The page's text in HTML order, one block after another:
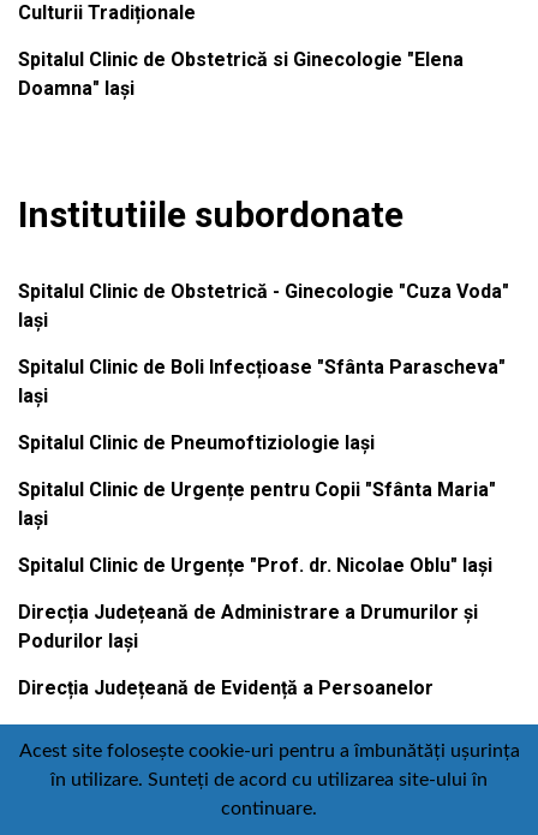
Culturii Tradiționale
Spitalul Clinic de Obstetrică si Ginecologie "Elena
Doamna" Iași
Institutiile subordonate
Spitalul Clinic de Obstetrică - Ginecologie "Cuza Voda"
Iași
Spitalul Clinic de Boli Infecțioase "Sfânta Parascheva"
Iași
Spitalul Clinic de Pneumoftiziologie Iași
Spitalul Clinic de Urgențe pentru Copii "Sfânta Maria"
Iași
Spitalul Clinic de Urgențe "Prof. dr. Nicolae Oblu" Iași
Direcția Județeană de Administrare a Drumurilor și
Podurilor Iași
Direcția Județeană de Evidență a Persoanelor
Contact Politică de confidențialitate
Acest site folosește cookie-uri pentru a îmbunătăți ușurința
în utilizare. Sunteți de acord cu utilizarea site-ului în
continuare.